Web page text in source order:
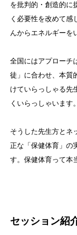
を批判的・創造的に
く必要性を改めて感
んからエネルギーを
全国にはアプローチ
徒」に合わせ、本質
けていらっしゃる先
くいらっしゃいます。
そうした先生方とネ
正な「保健体育」の
す。保健体育って本
セッション紹